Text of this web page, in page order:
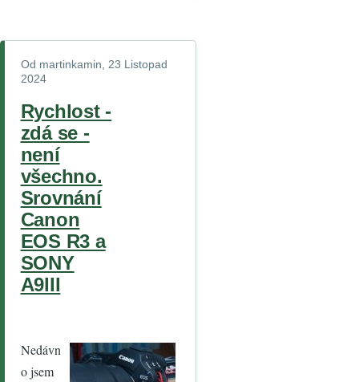
Od martinkamin, 23 Listopad
2024
Rychlost -
zdá se -
není
všechno.
Srovnání
Canon
EOS R3 a
SONY
A9III
Nedávn
o jsem